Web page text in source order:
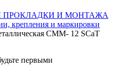
ПРОКЛАДКИ И МОНТАЖА
крепления и маркировки
СММ- 12 SCaT
первыми